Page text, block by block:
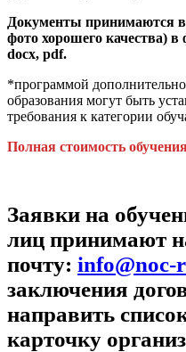
Документы принимаются
фото хорошего качества)
docx, pdf.
*программой
образования могут быть
требования к категории
Полная стоимость
Заявки на
лиц принимают
почту: info@noc-
заключения
направить
карточку